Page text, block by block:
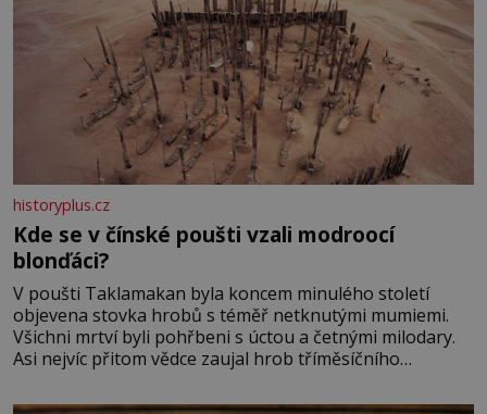
historyplus.cz
Kde se v čínské poušti vzali modroocí
blonďáci?
V poušti Taklamakan byla koncem minulého století
objevena stovka hrobů s téměř netknutými mumiemi.
Všichni mrtví byli pohřbeni s úctou a četnými milodary.
Asi nejvíc přitom vědce zaujal hrob tříměsíčního
blonďaté vlásky. Fakt, že jsou těla dávných lidí nesmírně